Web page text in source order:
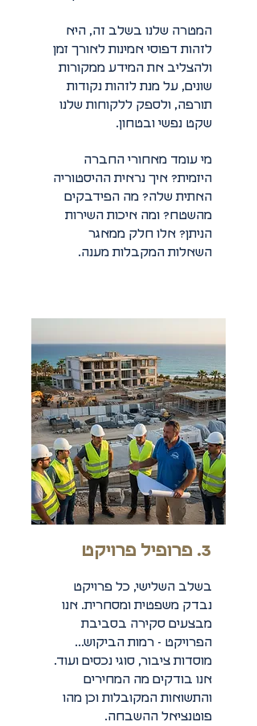
המטרה שלנו בשלב זה, היא
לזהות דפוסי אמינות לאורך זמן
ולהצליב את המידע ממקורות
שונים, על מנת לזהות נקודות
תורפה, ולספק ללקוחות שלנו
שקט נפשי ובטחון.
מי עומד מאחורי החברה
היזמית? איך נראית ההיסטוריה
האתית שלה? מה הפידבקים
מהשטח? ומה איכות השירות
הניתן? אלו חלק ממאגר
השאלות המקבלות מענה.
3. פרופיל פרויקט
בשלב השלישי, כל פרויקט
נבדק משפטית ומסחרית. אנו
מבצעים סקירה בסביבת
הפרויקט - רמות הביקוש...
מוסדות ציבור, סוגי נכסים ועוד.
אנו בודקים מה המחירים
והתשואות המקובלות וכן מהו
פוטנציאל ההשבחה.